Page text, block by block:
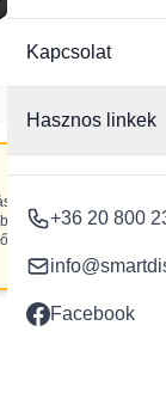
Kapcsolat
Hasznos linkek
+36 20 800
Facebook
NE
szereplő